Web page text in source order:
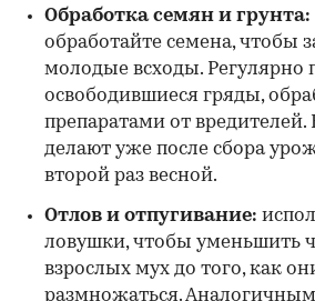
Обработка семян и грунта:
обработайте семена, чтобы
молодые всходы. Регулярно
освободившиеся гряды,
препаратами от вредителей.
делают уже после сбора
второй раз весной.
Отлов и отпугивание:
ловушки, чтобы уменьшить
взрослых мух до того, как
размножаться.